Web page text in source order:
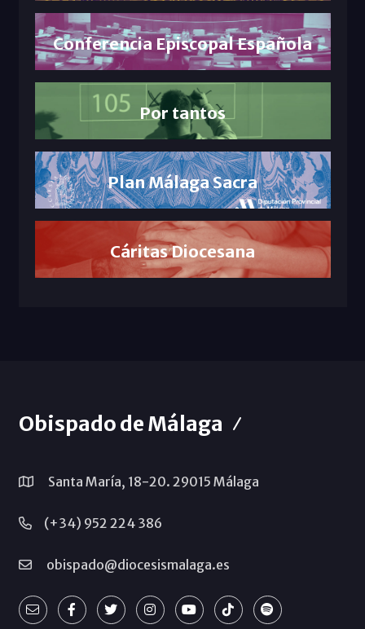
Conferencia Episcopal Española
Por tantos
Plan Málaga Sacra
Cáritas Diocesana
Obispado de Málaga
Santa María, 18-20. 29015 Málaga
(+34) 952 224 386
obispado@diocesismalaga.es